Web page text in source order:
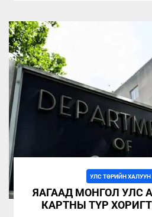
УЛС ТӨРИЙН ХАЛУУН
ЯАГААД МОНГОЛ УЛС
КАРТНЫ ТҮР